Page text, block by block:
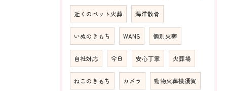
近くのペット火葬 海洋散骨
いぬのきもち WANS 個別火葬
自社対応 今日 安心丁寧 火葬場
ねこのきもち カメラ 動物火葬横須賀